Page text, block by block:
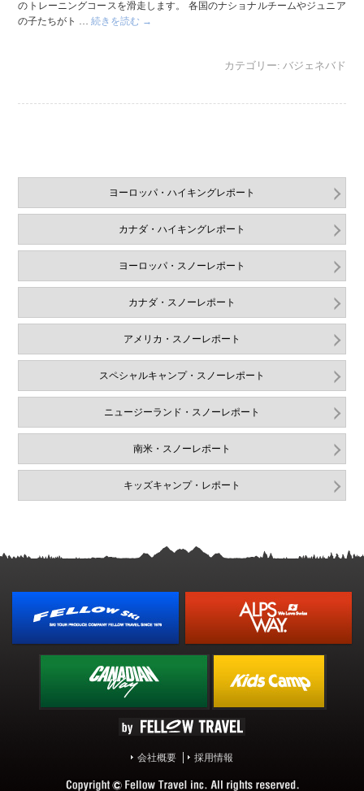
のトレーニングコースを滑走します。 各国のナショナルチームやジュニア
の子たちがト …続きを読む →
カテゴリー: バジェネバド
ヨーロッパ・ハイキングレポート
カナダ・ハイキングレポート
ヨーロッパ・スノーレポート
カナダ・スノーレポート
アメリカ・スノーレポート
スペシャルキャンプ・スノーレポート
ニュージーランド・スノーレポート
南米・スノーレポート
キッズキャンプ・レポート
会社概要 採用情報